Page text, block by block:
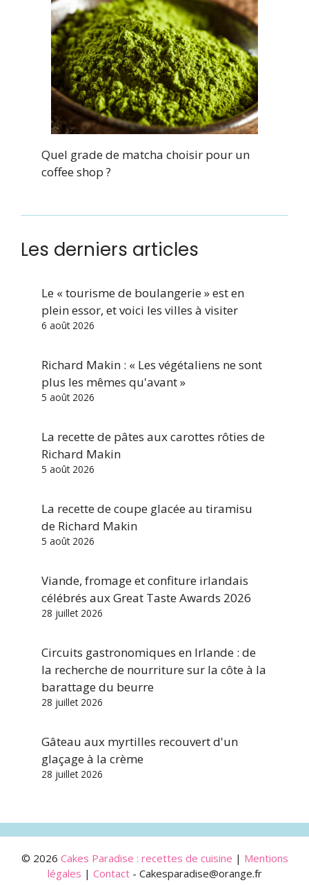
Quel grade de matcha choisir pour un
coffee shop ?
Les derniers articles
Le « tourisme de boulangerie » est en
plein essor, et voici les villes à visiter
6 août 2026
Richard Makin : « Les végétaliens ne sont
plus les mêmes qu'avant »
5 août 2026
La recette de pâtes aux carottes rôties de
Richard Makin
5 août 2026
La recette de coupe glacée au tiramisu
de Richard Makin
5 août 2026
Viande, fromage et confiture irlandais
célébrés aux Great Taste Awards 2026
28 juillet 2026
Circuits gastronomiques en Irlande : de
la recherche de nourriture sur la côte à la
barattage du beurre
28 juillet 2026
Gâteau aux myrtilles recouvert d'un
glaçage à la crème
28 juillet 2026
© 2026 Cakes Paradise : recettes de cuisine | Mentions
légales | Contact- Cakesparadise@orange.fr